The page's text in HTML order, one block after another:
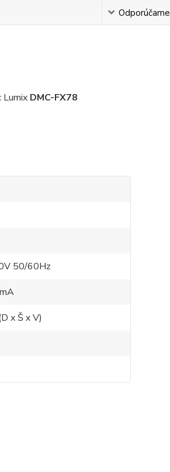
Odporúčame
Lumix DMC-FX78
50/60Hz
x Š x V)